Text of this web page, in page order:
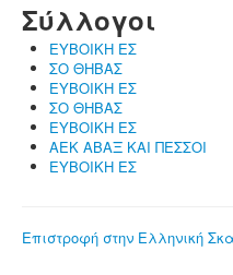
Σύλλογοι
ΕΥΒΟΙΚΗ ΕΣ
ΣΟ ΘΗΒΑΣ
ΕΥΒΟΙΚΗ ΕΣ
ΣΟ ΘΗΒΑΣ
ΕΥΒΟΙΚΗ ΕΣ
ΑΕΚ ΑΒΑΞ ΚΑΙ ΠΕΣΣΟΙ
ΕΥΒΟΙΚΗ ΕΣ
Επιστροφή στην Ελληνική